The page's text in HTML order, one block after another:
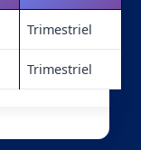
Trimestriel
Trimestriel